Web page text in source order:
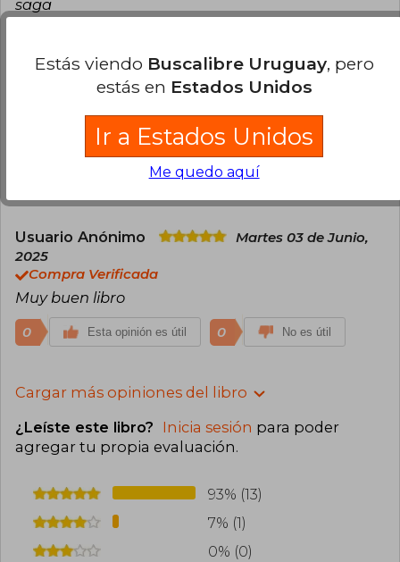
saga
Usuario Anónimo
Martes 03 de Junio,
Compra Verificada
Usuario Anónimo
Martes 03 de Junio,
2025
Compra Verificada
Muy buen libro
0 Esta opinión es útil 0 No es útil
Cargar más opiniones del libro
¿Leíste este libro? Inicia sesión para poder
agregar tu propia evaluación.
93% (13)
7% (1)
0% (0)
Estás viendo Buscalibre Uruguay, pero
estás en Estados Unidos
Ir a Estados Unidos
Me quedo aquí